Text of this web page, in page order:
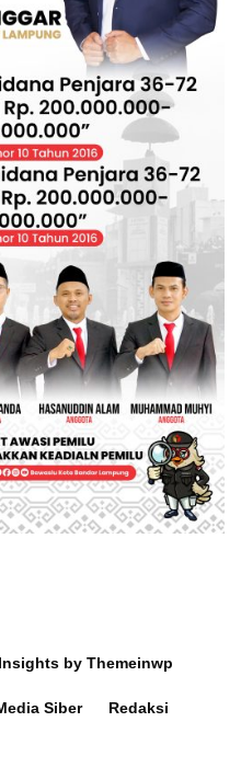
Insightsby Themeinwp
Siber
Redaksi
Berharga
Jakarta,
Melapor
Survey
Lampung
Lampung